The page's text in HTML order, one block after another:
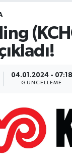
04.01.2024 - 07:18
GÜNCELLEME